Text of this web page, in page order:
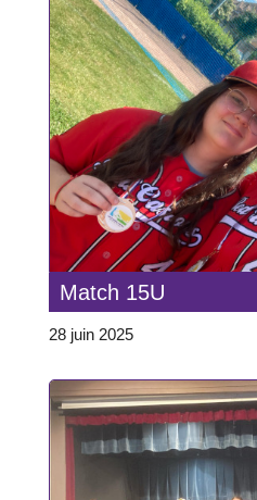
Match 15U
28 juin 2025